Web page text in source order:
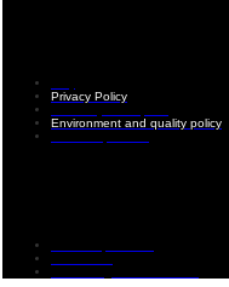
Privacy Policy
Environment and quality policy